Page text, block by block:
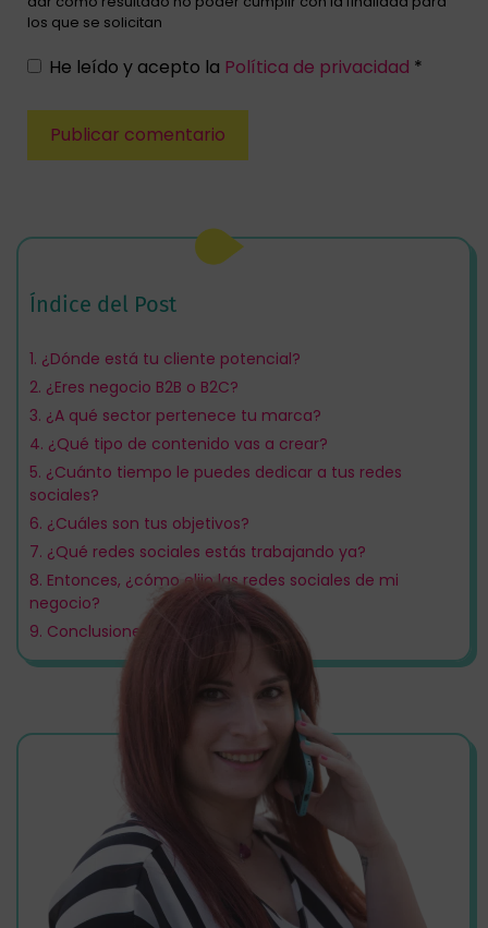
los que se solicitan
He leído y acepto la Política de privacidad *
Índice del Post
1. ¿Dónde está tu cliente potencial?
2. ¿Eres negocio B2B o B2C?
3. ¿A qué sector pertenece tu marca?
4. ¿Qué tipo de contenido vas a crear?
5. ¿Cuánto tiempo le puedes dedicar a tus redes
sociales?
6. ¿Cuáles son tus objetivos?
7. ¿Qué redes sociales estás trabajando ya?
8. Entonces, ¿cómo elijo las redes sociales de mi
negocio?
9. Conclusiones